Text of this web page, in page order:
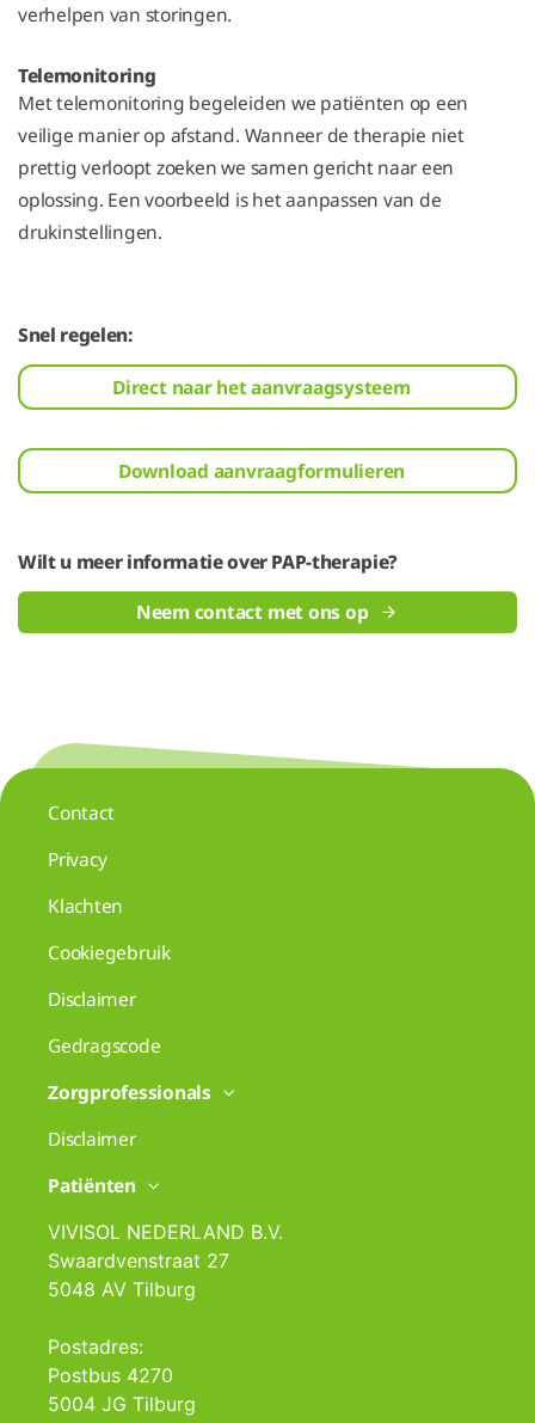
verhelpen van storingen.
Telemonitoring
Met telemonitoring begeleiden we patiënten op een
veilige manier op afstand. Wanneer de therapie niet
prettig verloopt zoeken we samen gericht naar een
oplossing. Een voorbeeld is het aanpassen van de
drukinstellingen.
Snel regelen:
Direct naar het aanvraagsysteem
Download aanvraagformulieren
Wilt u meer informatie over PAP-therapie?
Neem contact met ons op
Contact
Privacy
Klachten
Cookiegebruik
Disclaimer
Gedragscode
Zorgprofessionals
Disclaimer
Patiënten
VIVISOL NEDERLAND B.V.
Swaardvenstraat 27
5048 AV Tilburg
Postadres:
Postbus 4270
5004 JG Tilburg